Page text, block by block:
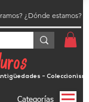
- Coleccionismo
¿Dónde estamos?
Categorías